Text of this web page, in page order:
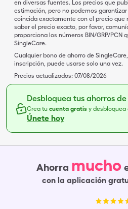
en diversas fuentes. Los precios que
estimación, pero no podemos
coincida exactamente con el precio que
saber el precio exacto, por favor,
proporciona los números BIN/GRP/PCN
SingleCare.
Cualquier bono de ahorro de
inscripción, puede usarse solo una vez.
Precios actualizados: 07/08/2026
Desbloquea tus ahorros
Crea tu cuenta gratis y desbloquea
Únete hoy
Ahorra mucho
con la aplicación